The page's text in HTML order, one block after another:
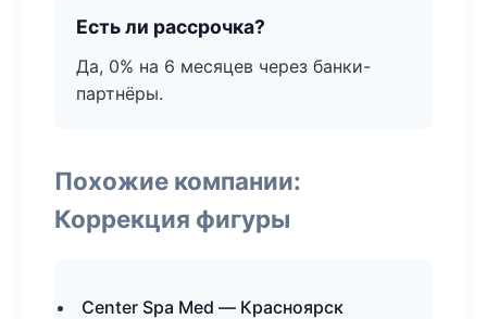
Есть ли рассрочка?
Да, 0% на 6 месяцев через банки-
партнёры.
Похожие компании:
Коррекция фигуры
Center Spa Med — Красноярск